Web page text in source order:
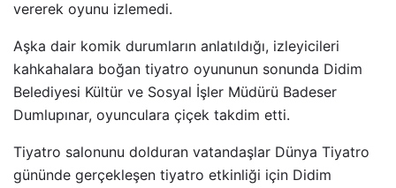
vererek oyunu izlemedi.
Aşka dair komik durumların anlatıldığı, izleyicileri
kahkahalara boğan tiyatro oyununun sonunda Didim
Belediyesi Kültür ve Sosyal İşler Müdürü Badeser
Dumlupınar, oyunculara çiçek takdim etti.
Tiyatro salonunu dolduran vatandaşlar Dünya Tiyatro
gününde gerçekleşen tiyatro etkinliği için Didim